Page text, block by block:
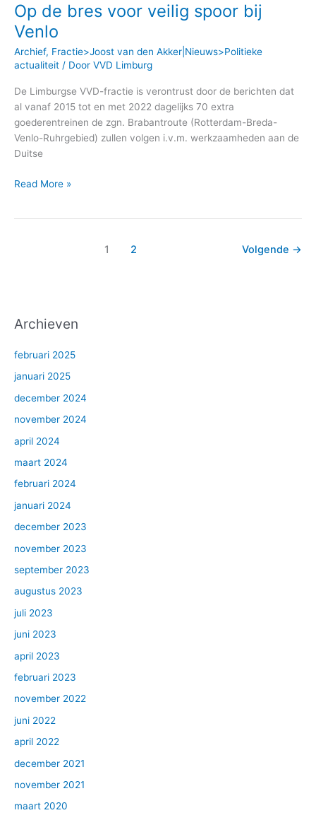
Op de bres voor veilig spoor bij
Venlo
Archief, Fractie>Joost van den Akker|Nieuws>Politieke
actualiteit / Door VVD Limburg
De Limburgse VVD-fractie is verontrust door de berichten dat
al vanaf 2015 tot en met 2022 dagelijks 70 extra
goederentreinen de zgn. Brabantroute (Rotterdam-Breda-
Venlo-Ruhrgebied) zullen volgen i.v.m. werkzaamheden aan de
Duitse
Op
de
bres
voor
veilig
spoor
bij
Venlo
Read More »
1 2 Volgende →
Archieven
februari 2025
januari 2025
december 2024
november 2024
april 2024
maart 2024
februari 2024
januari 2024
december 2023
november 2023
september 2023
augustus 2023
juli 2023
juni 2023
april 2023
februari 2023
november 2022
juni 2022
april 2022
december 2021
november 2021
maart 2020